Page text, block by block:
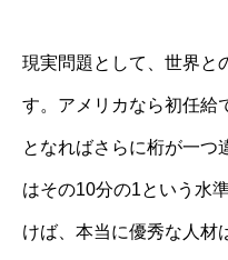
現実問題として、世界と
す。アメリカなら初任給
となればさらに桁が一つ
はその10分の1という水
けば、本当に優秀な人材